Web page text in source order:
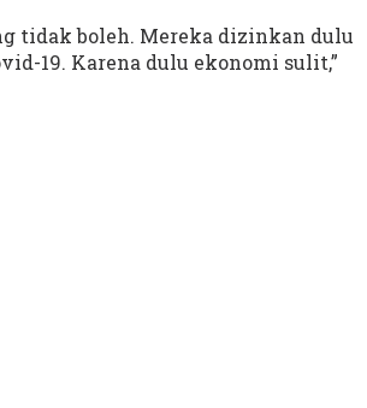
tidak boleh. Mereka dizinkan dulu
19. Karena dulu ekonomi sulit,”